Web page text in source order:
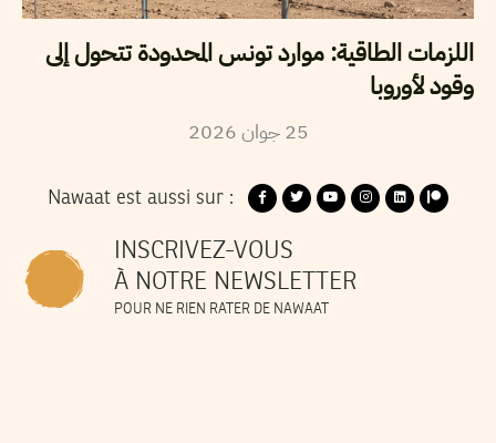
اللزمات الطاقية: موارد تونس المحدودة تتحول إلى
وقود لأوروبا
25 جوان2026
Nawaat est aussi sur :
INSCRIVEZ-VOUS
À NOTRE NEWSLETTER
POUR NE RIEN RATER DE NAWAAT